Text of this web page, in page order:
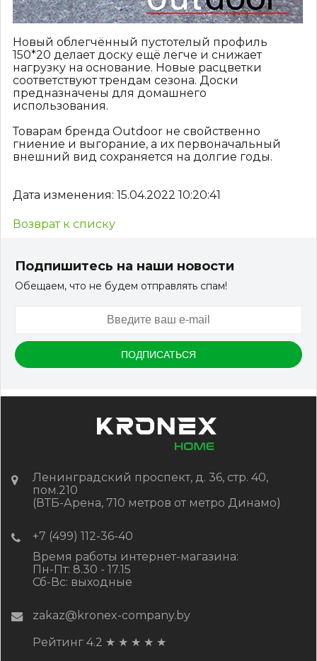
Новый облегчённый пустотелый профиль
150*20 делает доску ещё легче и снижает
нагрузку на основание. Новые расцветки
соответствуют трендам сезона. Доски
предназначены для домашнего
использования.
Товарам бренда Outdoor не свойственно
гниение и выгорание, а их первоначальный
внешний вид сохраняется на долгие годы.
Дата изменения: 15.04.2022 10:20:41
Возврат к списку
Подпишитесь на наши новости
Обещаем, что не будем отправлять спам!
Ленинградский проспект, д. 36, стр. 40,
пом.210
(ВТБ-Арена, 710 метров от метро Динамо)
+7 (499) 112-36-40
Время работы интернет-магазина:
Пн-Пт: 8.30 - 17.15
Сб-Вс: выходные
zakaz@kronex-company.by
Рейтинг 4.2 ★ ★ ★ ★ ★